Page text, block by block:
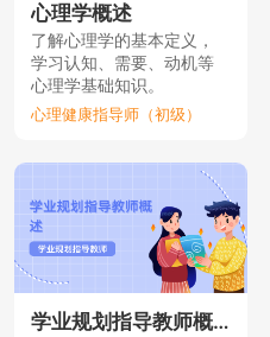
心理学概述
了解心理学的基本定义，
学习认知、需要、动机等
心理学基础知识。
心理健康指导师（初级）
学业规划指导教师概述